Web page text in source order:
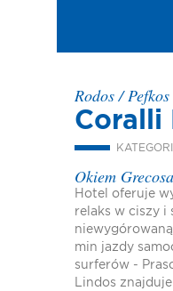
Rodos/Pefkos
Coralli
Okiem Grecosa
Hotel oferuje
relaks w ciszy i
min jazdy
surferów -
Lindos